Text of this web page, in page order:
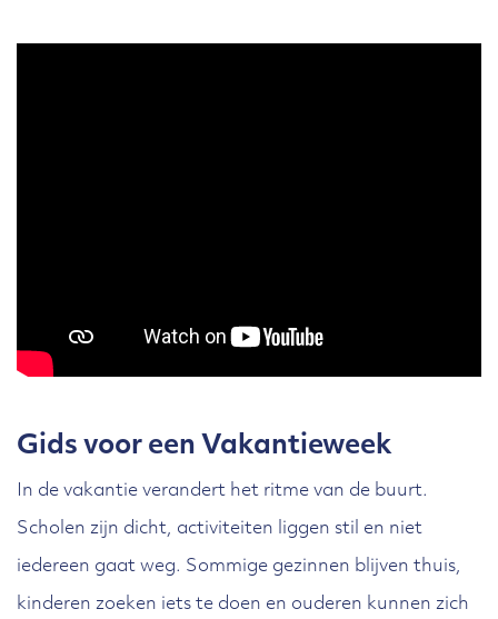
Gids voor een Vakantieweek
In de vakantie verandert het ritme van de buurt.
Scholen zijn dicht, activiteiten liggen stil en niet
iedereen gaat weg. Sommige gezinnen blijven thuis,
kinderen zoeken iets te doen en ouderen kunnen zich